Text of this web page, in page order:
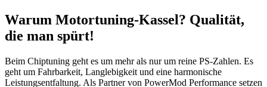
Warum Motortuning-Kassel? Qualität,
die man spürt!
Beim Chiptuning geht es um mehr als nur um reine PS-Zahlen. Es
geht um Fahrbarkeit, Langlebigkeit und eine harmonische
Leistungsentfaltung. Als Partner von PowerMod Performance setzen